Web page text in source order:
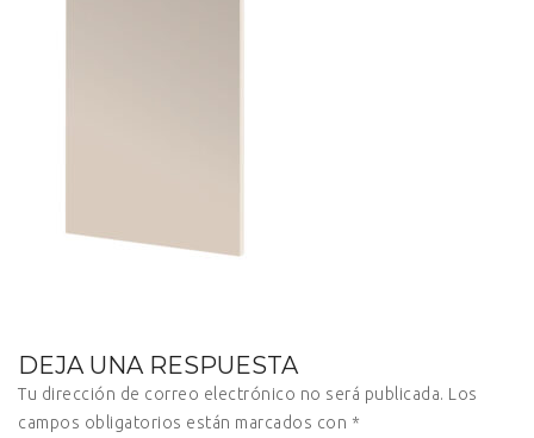
DEJA UNA RESPUESTA
Tu dirección de correo electrónico no será publicada. Los
campos obligatorios están marcados con *